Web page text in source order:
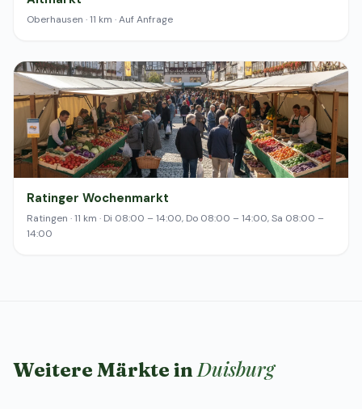
Oberhausen · 11 km · Auf Anfrage
Ratinger Wochenmarkt
Ratingen · 11 km · Di 08:00 – 14:00, Do 08:00 – 14:00, Sa 08:00 –
14:00
Weitere Märkte inDuisburg